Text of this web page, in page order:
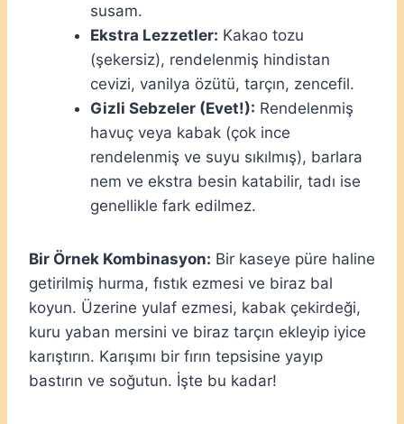
susam.
Ekstra Lezzetler: Kakao tozu
(şekersiz), rendelenmiş hindistan
cevizi, vanilya özütü, tarçın, zencefil.
Gizli Sebzeler (Evet!): Rendelenmiş
havuç veya kabak (çok ince
rendelenmiş ve suyu sıkılmış), barlara
nem ve ekstra besin katabilir, tadı ise
genellikle fark edilmez.
Bir Örnek Kombinasyon: Bir kaseye püre haline
getirilmiş hurma, fıstık ezmesi ve biraz bal
koyun. Üzerine yulaf ezmesi, kabak çekirdeği,
kuru yaban mersini ve biraz tarçın ekleyip iyice
karıştırın. Karışımı bir fırın tepsisine yayıp
bastırın ve soğutun. İşte bu kadar!